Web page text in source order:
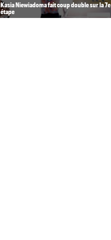
Kasia Niewiadoma fait coup double sur la 7e
étape